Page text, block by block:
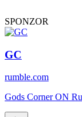
SPONZOR
GC
rumble.com
Gods Corner ON